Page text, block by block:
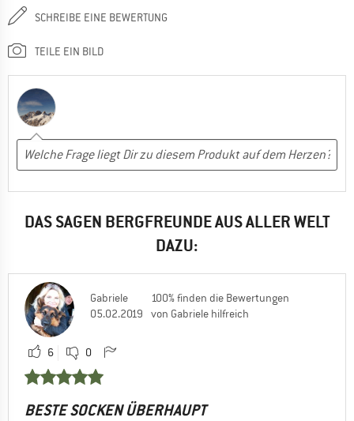
SCHREIBE EINE BEWERTUNG
TEILE EIN BILD
DAS SAGEN BERGFREUNDE AUS ALLER WELT
DAZU:
Gabriele
05.02.2019
100% finden die Bewertungen
von Gabriele hilfreich
6 0
BESTE SOCKEN ÜBERHAUPT